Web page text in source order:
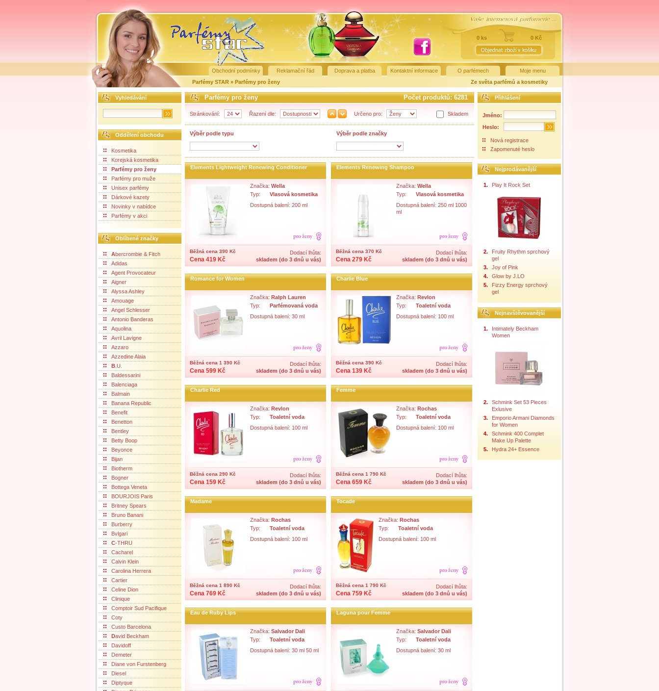
0 ks 0 Kč
Obchodní podmínky Reklamační řád Doprava a platba Kontaktní informace O parfémech
Moje menu
Parfémy STAR » Parfémy pro ženy Ze světa parfémů a kosmetiky
Vyhledávání
Oddělení obchodu
Kosmetika
Korejská kosmetika
Parfémy pro ženy
Parfémy pro muže
Unisex parfémy
Dárkové kazety
Novinky v nabídce
Parfémy v akci
Oblíbené značky
Abercrombie & Fitch
Adidas
Agent Provocateur
Aigner
Alyssa Ashley
Amouage
Angel Schlesser
Antonio Banderas
Aquolina
Avril Lavigne
Azzaro
Azzedine Alaia
B .U.
Baldessarini
Balenciaga
Balmain
Banana Republic
Benefit
Benetton
Bentley
Betty Boop
Beyonce
Bijan
Biotherm
Bogner
Bottega Veneta
BOURJOIS Paris
Britney Spears
Bruno Banani
Burberry
Bvlgari
C-THRU
Cacharel
Calvin Klein
Carolina Herrera
Cartier
Celine Dion
Clinique
Comptoir Sud Pacifique
Coty
Custo Barcelona
David Beckham
Davidoff
Demeter
Diane von Furstenberg
Diesel
Diptyque
Počet produktů:6281
Parfémy pro ženy
Skladem
Stránkování: Řazení dle: Určeno pro:
Výběr podle typu Výběr podle značky
Elements Lightweight Renewing Conditioner
Značka: Wella
Typ:
Vlasová kosmetika
Dostupná balení: 200 ml
Běžná cena 390 Kč
Cena 419 Kč
Dodací lhůta:
skladem (do 3 dnů u vás)
Elements Renewing Shampoo
Značka: Wella
Typ:
Vlasová kosmetika
Dostupná balení: 250 ml 1000
ml
Běžná cena 370 Kč
Cena 279 Kč
Dodací lhůta:
skladem (do 3 dnů u vás)
Romance for Women
Značka: Ralph Lauren
Typ:
Parfémovaná voda
Dostupná balení: 30 ml
Běžná cena 1 390 Kč
Cena 599 Kč
Dodací lhůta:
skladem (do 3 dnů u vás)
Charlie Blue
Značka: Revlon
Typ:
Toaletní voda
Dostupná balení: 100 ml
Běžná cena 390 Kč
Cena 139 Kč
Dodací lhůta:
skladem (do 3 dnů u vás)
Charlie Red
Značka: Revlon
Typ:
Toaletní voda
Dostupná balení: 100 ml
Běžná cena 290 Kč
Cena 159 Kč
Dodací lhůta:
skladem (do 3 dnů u vás)
Femme
Značka: Rochas
Typ:
Toaletní voda
Dostupná balení: 100 ml
Běžná cena 1 790 Kč
Cena 659 Kč
Dodací lhůta:
skladem (do 3 dnů u vás)
Madame
Značka: Rochas
Typ:
Toaletní voda
Dostupná balení: 100 ml
Běžná cena 1 890 Kč
Cena 769 Kč
Dodací lhůta:
skladem (do 3 dnů u vás)
Tocade
Značka: Rochas
Typ:
Toaletní voda
Dostupná balení: 100 ml
Běžná cena 1 790 Kč
Cena 759 Kč
Dodací lhůta:
skladem (do 3 dnů u vás)
Eau de Ruby Lips
Značka: Salvador Dali
Typ:
Toaletní voda
Dostupná balení: 30 ml 50 ml
Laguna pour Femme
Značka: Salvador Dali
Typ:
Toaletní voda
Dostupná balení: 30 ml
Přihlášení
Jméno:
Heslo:
Nová registrace
Zapomenuté heslo
Nejprodávanější
1. Play It Rock Set
2.
Fruity Rhythm sprchový
gel
3.
Joy of Pink
4.
Glow by J.LO
5.
Fizzy Energy sprchový
gel
Nejnavštěvovanější
1.
Intimately Beckham
Women
2.
Schmink Set 53 Pieces
Exlusive
3.
Emporio Armani Diamonds
for Women
4.
Schmink 400 Complet
Make Up Palette
5.
Hydra 24+ Essence